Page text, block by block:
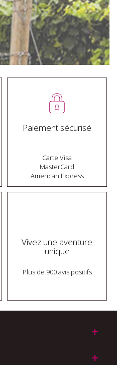
Paiement sécurisé
Carte Visa
MasterCard
American Express
Vivez une aventure
unique
Plus de 900 avis positifs